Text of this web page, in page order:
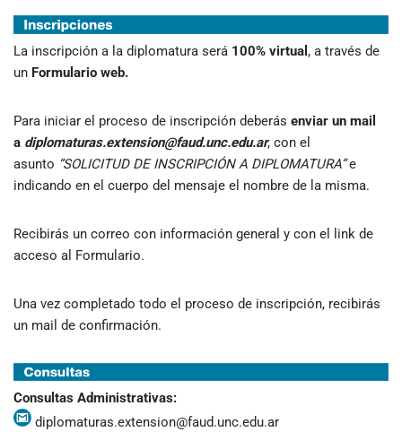
La inscripción a la diplomatura será 100% virtual , a través de
un Formulario web.
Para iniciar el proceso de inscripción deberás enviar un mail
a diplomaturas.extension@faud.unc.edu.ar, con el
asunto “SOLICITUD DE INSCRIPCIÓN A DIPLOMATURA”e
indicando en el cuerpo del mensaje el nombre de la misma.
Recibirás un correo con información general y con el link de
acceso al Formulario.
Una vez completado todo el proceso de inscripción, recibirás
un mail de confirmación.
Consultas Administrativas:
diplomaturas.extension@faud.unc.edu.ar